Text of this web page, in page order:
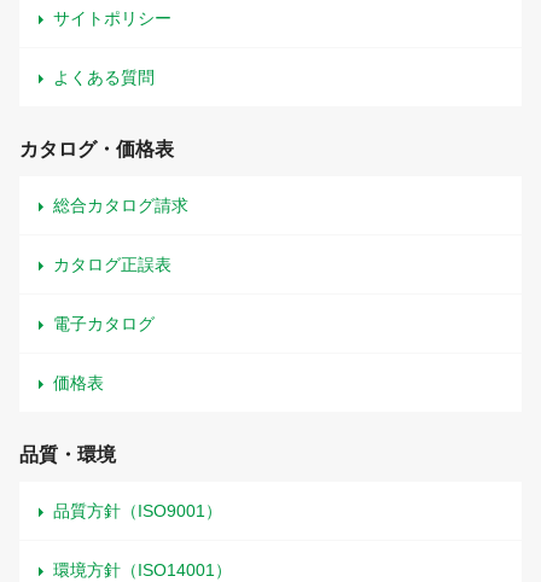
サイトポリシー
よくある質問
カタログ・価格表
総合カタログ請求
カタログ正誤表
電子カタログ
価格表
品質・環境
品質方針（ISO9001）
環境方針（ISO14001）